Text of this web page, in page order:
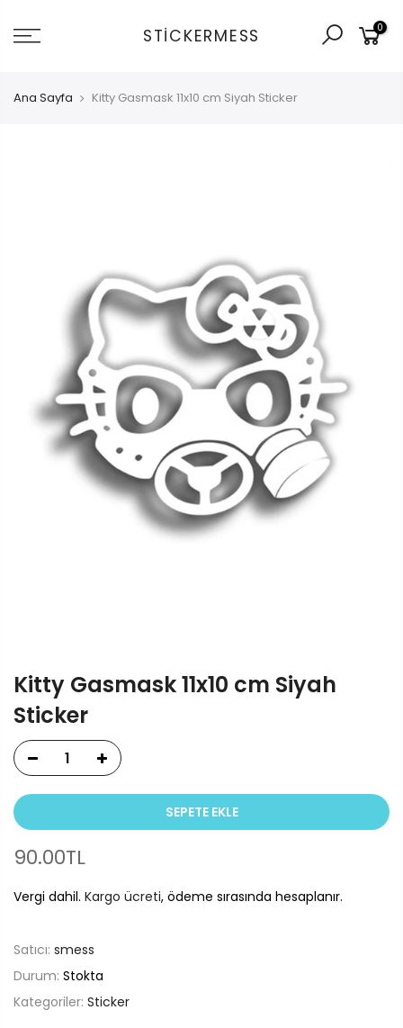
git
STICKERMESS 0
Ana Sayfa Kitty Gasmask 11x10 cm Siyah Sticker
Kitty Gasmask 11x10 cm Siyah
Sticker
SEPETE EKLE
90.00TL
Vergi dahil. Kargo ücreti, ödeme sırasında hesaplanır.
Satıcı: smess
Durum: Stokta
Kategoriler: Sticker